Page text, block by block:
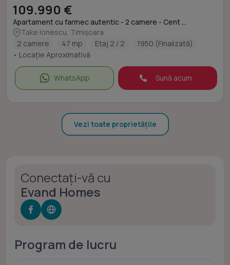
109.990 €
Apartament cu farmec autentic - 2 camere - Cent ...
Take Ionescu, Timișoara
2 camere
47 mp Etaj 2 / 2
1950 (Finalizată)
• Locație Aproximativă
WhatsApp Sună acum
Vezi toate proprietățile
Conectați-vă cu
Evand Homes
Program de lucru